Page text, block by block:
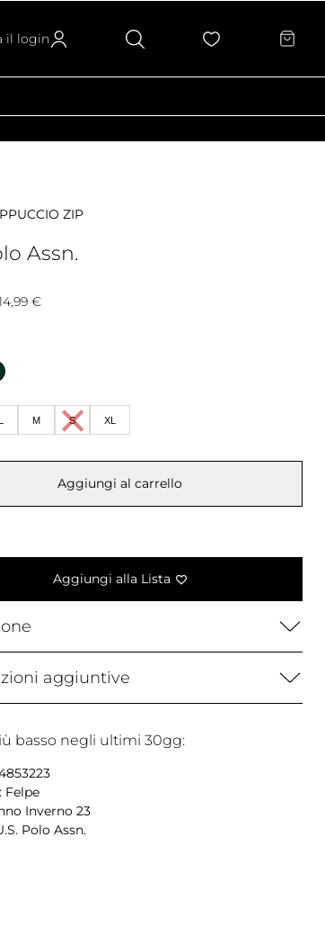
il login
ZIP
Assn.
€Fascia
da
M S XL
Aggiungi al carrello
Aggiungi alla Lista
aggiuntive
basso negli ultimi 30gg:
Felpe
Inverno 23
Polo Assn.